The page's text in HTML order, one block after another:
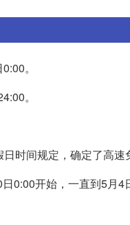
。
。
时间规定，确定了高速
0:00开始，一直到5月